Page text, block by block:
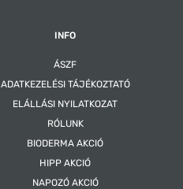
INFO
ÁSZF
ADATKEZELÉSI TÁJÉKOZTATÓ
ELÁLLÁSI NYILATKOZAT
RÓLUNK
BIODERMA AKCIÓ
HIPP AKCIÓ
NAPOZÓ AKCIÓ